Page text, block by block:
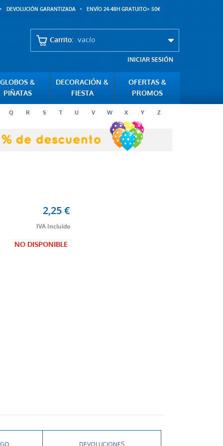
DEVOLUCIÓN GARANTIZADA ENVÍO 24-48H GRATUITO> 50€
Carrito: vacío
INICIAR SESIÓN
GLOBOS &
PIÑATAS
DECORACIÓN &
FIESTA
OFERTAS &
PROMOS
Q R S T U V W X Y Z
2,25 €
NO DISPONIBLE